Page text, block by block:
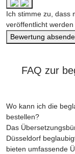
Ich stimme zu, dass
veröffentlicht werden
Bewertung
FAQ zur
Wo kann ich die
bestellen?
Das
Düsseldorf
bieten umfassende